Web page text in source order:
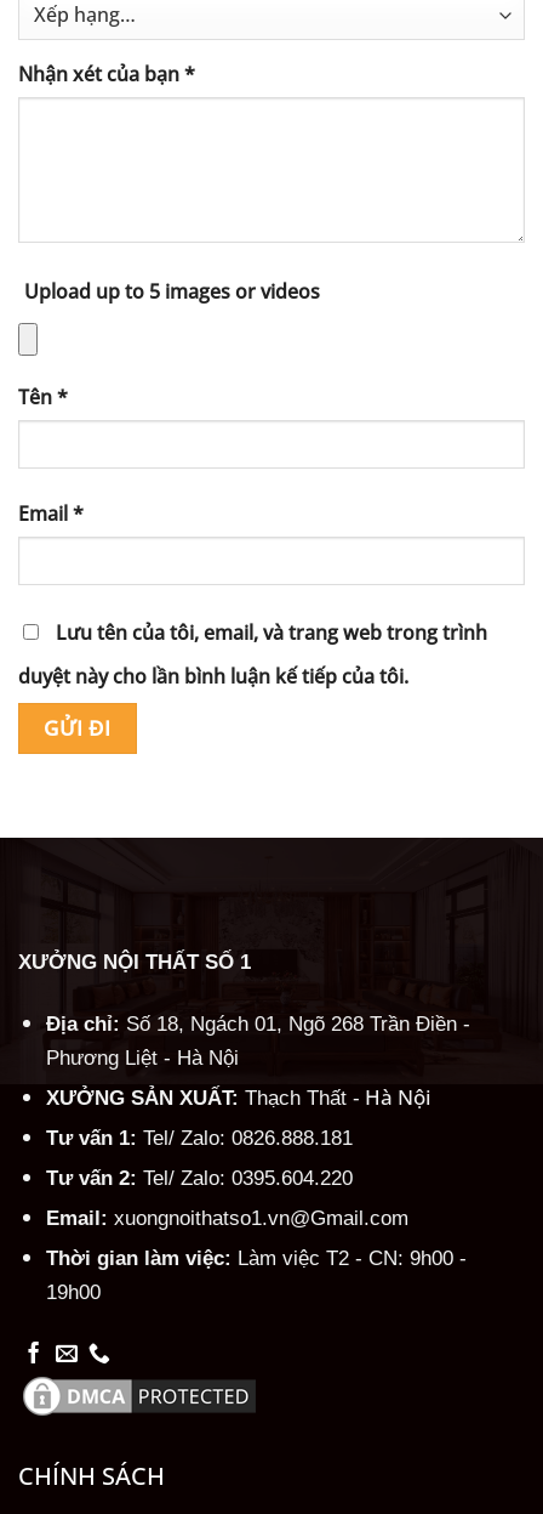
Nhận xét của bạn*
Upload up to 5 images or videos
Tên*
Email*
Lưu tên của tôi, email, và trang web trong trình
duyệt này cho lần bình luận kế tiếp của tôi.
XƯỞNG NỘI THẤT SỐ 1
Địa chỉ: Số 18, Ngách 01, Ngõ 268 Trần Điền -
Phương Liệt - Hà Nội
XƯỞNG SẢN XUẤT: Thạch Thất - Hà Nội
Tư vấn 1: Tel/ Zalo: 0826.888.181
Tư vấn 2: Tel/ Zalo: 0395.604.220
Email: xuongnoithatso1.vn@Gmail.com
Thời gian làm việc: Làm việc T2 - CN: 9h00 -
19h00
CHÍNH SÁCH